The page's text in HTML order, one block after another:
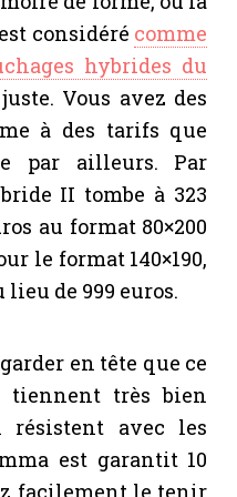
considéré comme
hybrides du
Vous avez des
à des tarifs que
par ailleurs. Par
II tombe à 323
au format 80×200
le format 140×190,
de 999 euros.
en tête que ce
tiennent très bien
avec les
est garantit 10
facilement le tenir